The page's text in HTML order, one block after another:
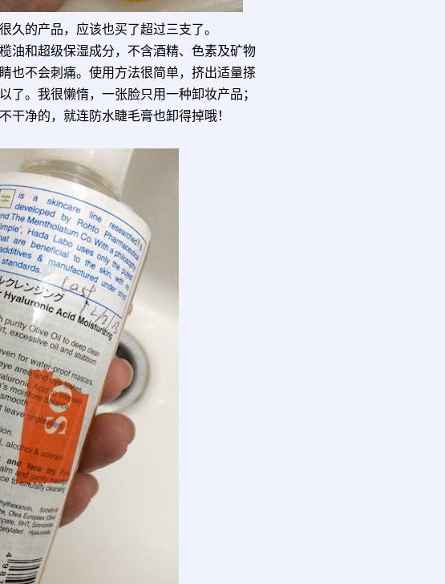
的产品，应该也买了超过三支了。
油和超级保湿成分，不含酒精、色素及矿物
也不会刺痛。使用方法很简单，挤出适量搽
。我很懒惰，一张脸只用一种卸妆产品；
干净的，就连防水睫毛膏也卸得掉哦！